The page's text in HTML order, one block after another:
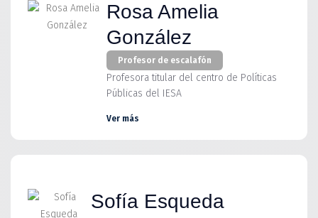
Rosa Amelia
González
Profesor de escalafón
Profesora titular del centro de Políticas
Públicas del IESA
Ver más
Sofía Esqueda